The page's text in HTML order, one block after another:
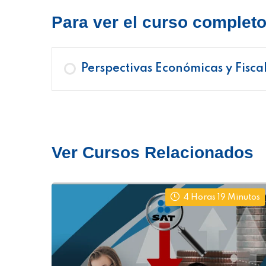
Para ver el curso
Perspectivas Económicas y
Ver Cursos Relacionados
4 Horas 19 Minutos